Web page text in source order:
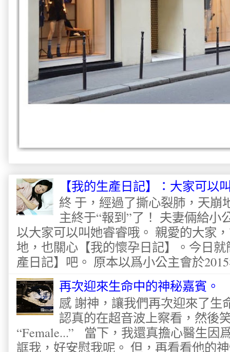
【我的生產日記】：大家可以
終 于，經過了撕心裂肺，天崩
主終于“報到”了！ 夫妻倆給小
以大家可以叫她睿睿哦。 親愛的大家
地，也關心【我的懷孕日記】。今日
產日記】吧。 原本以爲小公主會於
再次迎來生命中的神秘嘉賓。
感 謝神，讓我們再次迎來了生
認真的在超音波上察看，然後
“Female...” 當下，我還真擔心醫生因
誆我，好安慰我呢。 但，再看看他的